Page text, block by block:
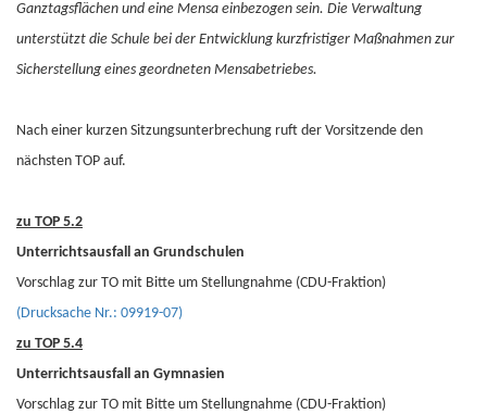
Ganztagsflächen und eine Mensa einbezogen sein. Die Verwaltung
unterstützt die Schule bei der Entwicklung kurzfristiger Maßnahmen zur
Sicherstellung eines geordneten Mensabetriebes.
Nach einer kurzen Sitzungsunterbrechung ruft der Vorsitzende den
nächsten TOP auf.
zu TOP 5.2
Unterrichtsausfall an Grundschulen
Vorschlag zur TO mit Bitte um Stellungnahme (CDU-Fraktion)
(Drucksache Nr.: 09919-07)
zu TOP 5.4
Unterrichtsausfall an Gymnasien
Vorschlag zur TO mit Bitte um Stellungnahme (CDU-Fraktion)